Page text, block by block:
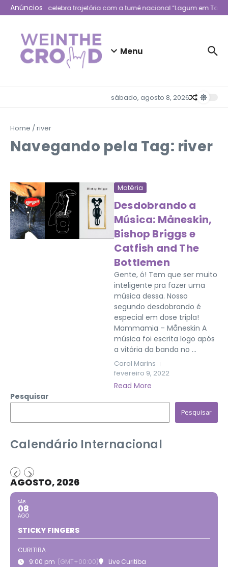
Ir para o conteúdo
Anúncios
Lagum celebra trajetória com a turnê nacional “Lagum em Todo
Menu
sábado, agosto 8, 2026
Home /river
Navegando pela Tag: river
Matéria
Desdobrando a
Música: Måneskin,
Bishop Briggs e
Catfish and The
Bottlemen
Gente, ó! Tem que ser muito
inteligente pra fazer uma
música dessa. Nosso
segundo desdobrando é
especial em dose tripla!
Mammamia – Måneskin A
música foi escrita logo após
a vitória da banda no ...
Carol Marins
fevereiro 9, 2022
Read More
Pesquisar
Pesquisar
Calendário Internacional
AGOSTO, 2026
SÁB
08
AGO
STICKY FINGERS
CURITIBA
9:00 pm (GMT+00:00) Live Curitiba